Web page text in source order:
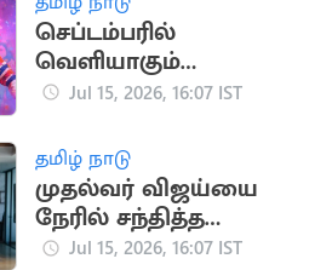
செப்டம்பரில்
வெளியாகும்
ஹிப்ஹாப் ஆதியின்
Jul 15, 2026, 16:07 IST
தமிழ் நாடு
முதல்வர் விஜய்யை
நேரில் சந்தித்த
கிரிக்கெட் வீரர் சாய்
Jul 15, 2026, 16:07 IST